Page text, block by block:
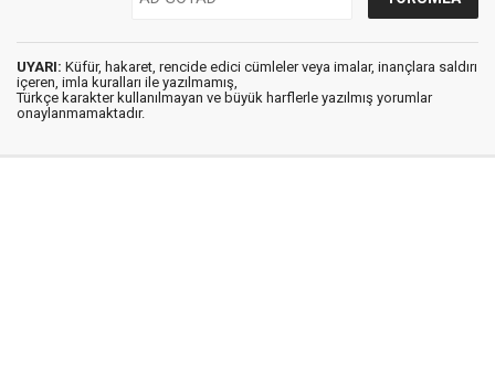
UYARI: Küfür, hakaret, rencide edici cümleler veya imalar, inançlara saldırı
içeren, imla kuralları ile yazılmamış,
Türkçe karakter kullanılmayan ve büyük harflerle yazılmış yorumlar
onaylanmamaktadır.